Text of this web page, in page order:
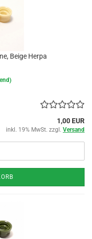
Beige Herpa
1,00 EUR
inkl. 19% MwSt. zzgl. Versand